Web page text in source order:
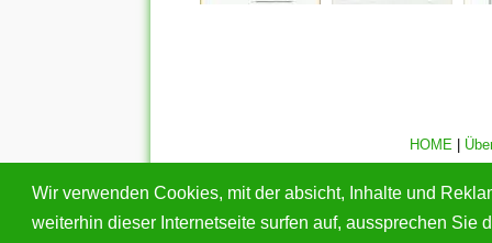
Wir verwenden Cookies, mit der absicht, Inhalte und
weiterhin dieser Internetseite surfen auf, aussprechen Sie
HOME |
geschützte Bilder gefunden haben,